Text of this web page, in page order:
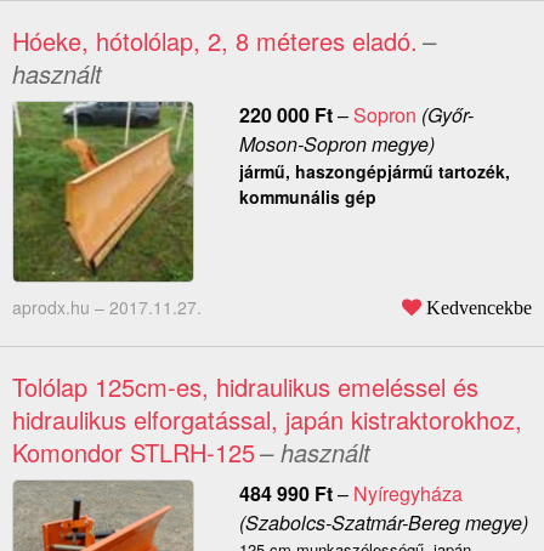
Hóeke, hótolólap, 2, 8 méteres eladó. –
használt
220 000 Ft–Sopron (Győr-
Moson-Sopron megye)
jármű, haszongépjármű tartozék,
kommunális gép
aprodx.hu – 2017.11.27. Kedvencekbe
Tolólap 125cm-es, hidraulikus emeléssel és
hidraulikus elforgatással, japán kistraktorokhoz,
Komondor STLRH-125– használt
484 990 Ft– Nyíregyháza
(Szabolcs-Szatmár-Bereg megye)